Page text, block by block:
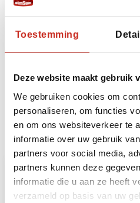
Toestemming
Deze website maakt gebruik
We gebruiken cookies om
personaliseren, om functies
en om ons websiteverkeer te
informatie over uw gebruik
partners voor social media,
partners kunnen deze
informatie die u aan ze heeft
verzameld op basis van uw
Bouwstenen
Heeft u ruimte voor nog
u uw reis naar
volgende bouwstenen: